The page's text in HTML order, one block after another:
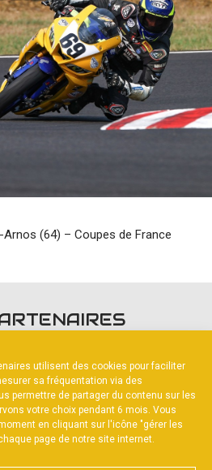
utilisent des cookies pour faciliter
sa fréquentation via des
permettre de partager du contenu sur les
votre choix pendant 6 mois. Vous
en cliquant sur l'icône "gérer les
page de notre site internet.
(64) – Coupes de France
OFFICIELS